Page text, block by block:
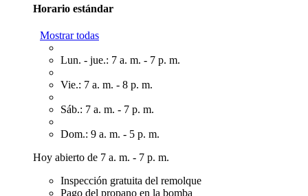
Horario estándar
Mostrar todas
Lun. - jue.: 7 a. m. - 7 p. m.
Vie.: 7 a. m. - 8 p. m.
Sáb.: 7 a. m. - 7 p. m.
Dom.: 9 a. m. - 5 p. m.
Hoy abierto de 7 a. m. - 7 p. m.
Inspección gratuita del remolque
Pago del propano en la bomba